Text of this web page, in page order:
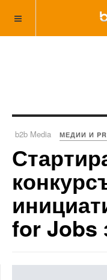
b2b Media МЕДИИ И PR
for Jobs